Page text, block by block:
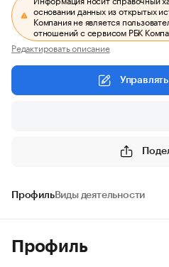
основании данных из открытых
Компания не является
отношений с сервисом РБК
Редактировать описание
ПрофильВиды деятельности
Профиль